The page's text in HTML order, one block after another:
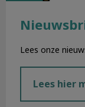
Lees onze
Lees hier